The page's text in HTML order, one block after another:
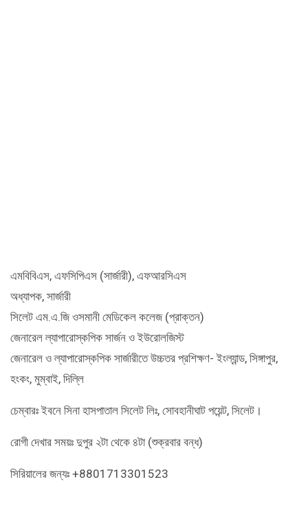
এমবিবিএস, এফসিপিএস (সার্জারী), এফআরসিএস
অধ্যাপক, সার্জারী
সিলেট এম.এ.জি ওসমানী মেডিকেল কলেজ (প্রাক্তন)
জেনারেল ল্যাপারোস্কপিক সার্জন ও ইউরোলজিস্ট
জেনারেল ও ল্যাপারোস্কপিক সার্জারীতে উচ্চতর প্রশিক্ষণ- ইংল্যান্ড, সিঙ্গাপুর,
হংকং, মুম্বাই, দিল্লি
চেম্বারঃ ইবনে সিনা হাসপাতাল সিলেট লিঃ, সোবহানীঘাট পয়েন্ট, সিলেট।
রোগী দেখার সময়ঃ দুপুর ২টা থেকে ৪টা (শুক্রবার বন্ধ)
সিরিয়ালের জন্যঃ +8801713301523